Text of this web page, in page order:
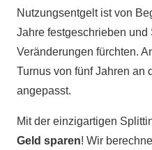
Nutzungsentgelt ist von
Jahre festgeschrieben
Veränderungen fürchten.
Turnus von fünf Jahren an
angepasst.
Mit der einzigartigen
Geld sparen! Wir